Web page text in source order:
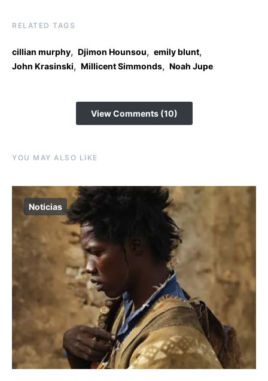
RELATED TAGS
cillian murphy, Djimon Hounsou, emily blunt,
John Krasinski, Millicent Simmonds, Noah Jupe
View Comments (10)
YOU MAY ALSO LIKE
Noticias